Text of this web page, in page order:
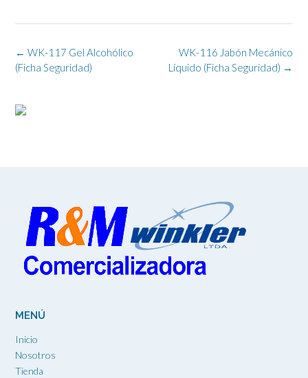
Navegación
de
WK-116 Jabón Mecánico
Líquido (Ficha Seguridad) →
← WK-117 Gel Alcohólico
(Ficha Seguridad)
MENÚ
Inicio
Nosotros
Tienda